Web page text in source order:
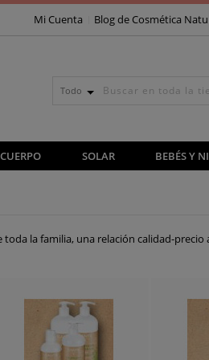
Mi Cuenta Blog de Cosmética
Todo
CUERPO SOLAR BEBÉS Y
la familia, una relación calidad-